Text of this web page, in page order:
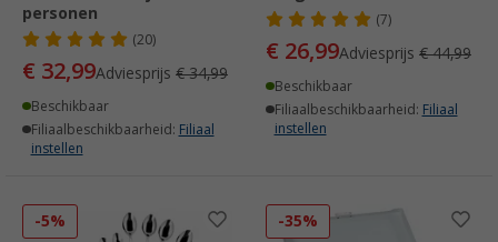
personen
(20)
€ 32,99Adviesprijs € 34,99
Beschikbaar
Filiaalbeschikbaarheid: Filiaal
instellen
(7)
€ 26,99Adviesprijs € 44,99
Beschikbaar
Filiaalbeschikbaarheid: Filiaal
instellen
-5% -35%